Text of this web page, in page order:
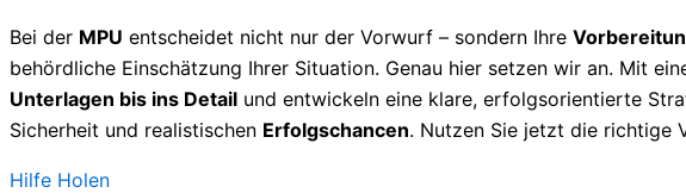
Bei der MPU entscheidet nicht nur der Vorwurf – sondern Ihre
behördliche Einschätzung Ihrer Situation. Genau hier setzen wir an. Mit
Unterlagen bis ins Detail und entwickeln eine klare, erfolgsorientierte
Sicherheit und realistischen Erfolgschancen. Nutzen Sie jetzt die richtige
Hilfe Holen